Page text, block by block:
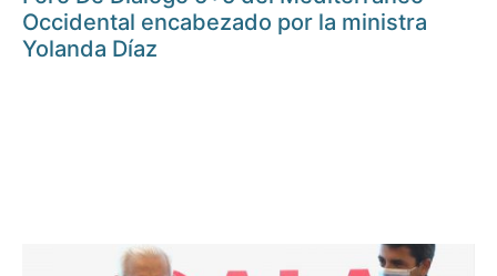
Occidental encabezado por la ministra
Yolanda Díaz